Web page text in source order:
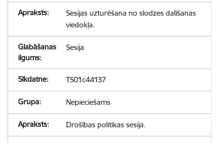
Sesijas uzturēšana no slodzes dalīšanas
viedokļa.
Sesija
TS01c44137
Nepieciešams
Drošības politikas sesija.